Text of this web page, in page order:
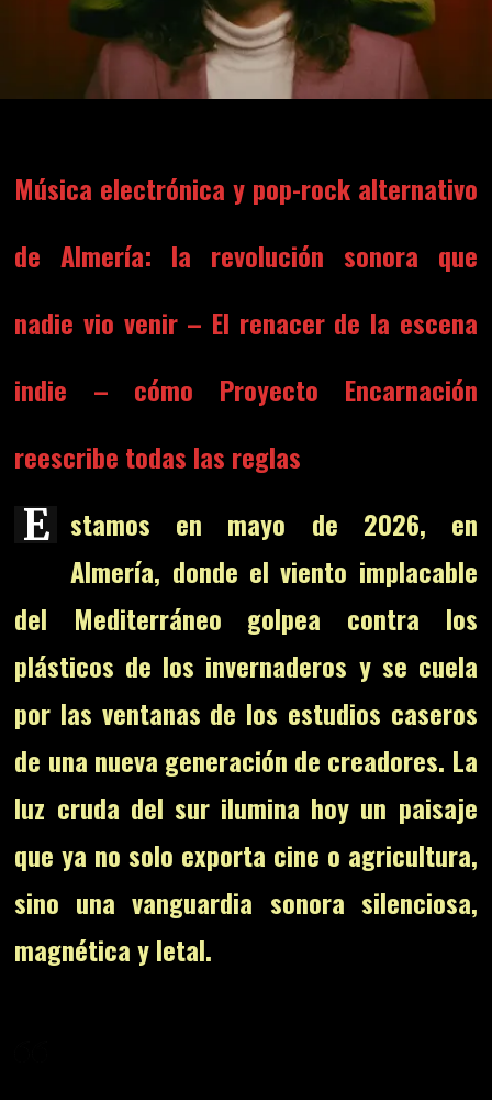
Música electrónica y pop-rock alternativo
de Almería: la revolución sonora que
nadie vio venir – El renacer de la escena
indie – cómo Proyecto Encarnación
reescribe todas las reglas
E stamos en mayo de 2026, en
Almería, donde el viento implacable
del Mediterráneo golpea contra los
plásticos de los invernaderos y se cuela
por las ventanas de los estudios caseros
de una nueva generación de creadores. La
luz cruda del sur ilumina hoy un paisaje
que ya no solo exporta cine o agricultura,
sino una vanguardia sonora silenciosa,
magnética y letal.